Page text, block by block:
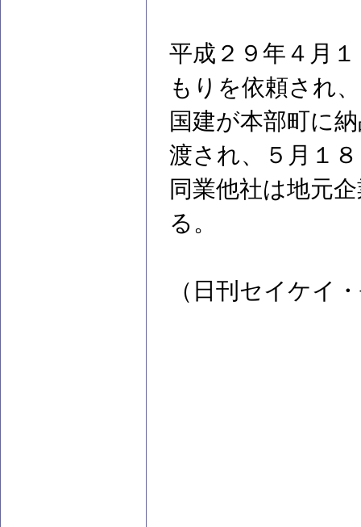
平成２９年４月
もりを依頼され
国建が本部町に
渡され、５月１
同業他社は地元
る。
（日刊セイケイ